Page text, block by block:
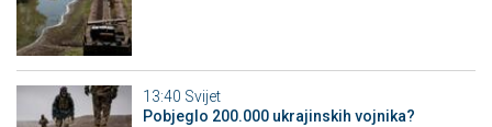
13:40 Svijet
Pobjeglo 200.000 ukrajinskih vojnika?